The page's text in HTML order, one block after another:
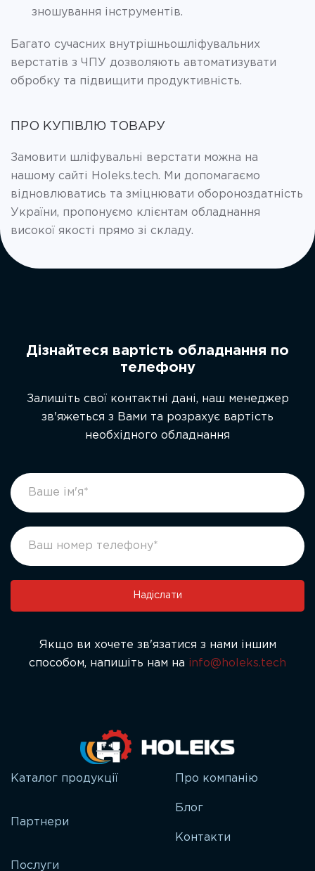
зношування інструментів.
Багато сучасних внутрішньошліфувальних
верстатів з ЧПУ дозволяють автоматизувати
обробку та підвищити продуктивність.
ПРО КУПІВЛЮ ТОВАРУ
Замовити шліфувальні верстати можна на
нашому сайті Holeks.tech. Ми допомагаємо
відновлюватись та зміцнювати обороноздатність
України, пропонуємо клієнтам обладнання
високої якості прямо зі складу.
Дізнайтеся вартість обладнання по
телефону
Залишіть свої контактні дані, наш менеджер
зв'яжеться з Вами та розрахує вартість
необхідного обладнання
footer
form
If
you
human,
leave
blank.
Надіслати
Якщо ви хочете зв'язатися з нами іншим
способом, напишіть нам на info@holeks.tech
Каталог продукції
Партнери
Послуги
Про компанію
Блог
Контакти